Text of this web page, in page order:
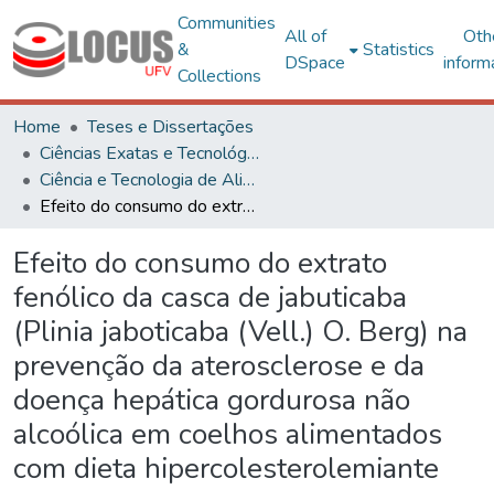
Communities
&
Collections
All of
DSpace
Statistics
Home
Teses e Dissertações
Ciências Exatas e Tecnológicas
Ciência e Tecnologia de Alimentos
Efeito do consumo do extrato fenólico da casca de jabuticaba (Plinia jaboticaba (Vell.) O. Berg) na prevenção da aterosclerose e da doença hepática gordurosa não alcoólica em coelhos alimentados com dieta hipercolesterolemiante
Efeito do consumo do extrato
fenólico da casca de jabuticaba
(Plinia jaboticaba (Vell.) O. Berg) na
prevenção da aterosclerose e da
doença hepática gordurosa não
alcoólica em coelhos alimentados
com dieta hipercolesterolemiante